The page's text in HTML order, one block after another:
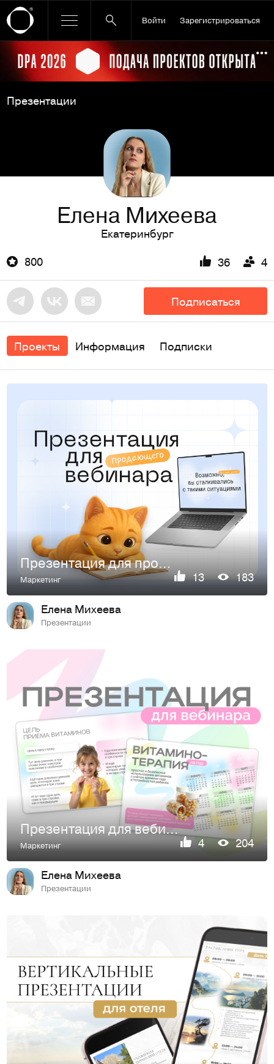
Войти Зарегистрироваться
Ссылка баннера
Презентации
Елена Михеева
Екатеринбург
800
36 4
Подписаться
Проекты Информация Подписки
Презентация для продающего вебинара
Маркетинг 13 183
Елена Михеева
Презентации
Презентация для вебинара врача-эндокринолога
Маркетинг 4 204
Елена Михеева
Презентации